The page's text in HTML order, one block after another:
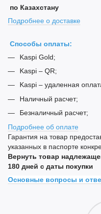
по Казахстану
Подробнее о доставке
Способы оплаты:
Kaspi Gold;
Kaspi – QR;
Kaspi – удаленная
Наличный расчет;
Безналичный расчет;
Подробнее об оплате
Гарантия на товар
указанных в паспорте
Вернуть товар
180 дней с даты покупки
Основные вопросы и